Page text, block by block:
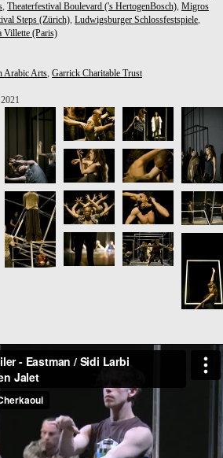
, Theaterfestival Boulevard ('s HertogenBosch), Migros
Steps (Zürich), Ludwigsburger Schlossfestspiele,
Villette (Paris)
Arabic Arts, Garrick Charitable Trust